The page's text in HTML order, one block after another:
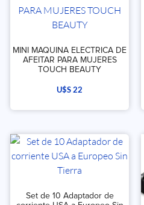
MINI MAQUINA ELECTRICA DE
AFEITAR PARA MUJERES
TOUCH BEAUTY
U$S22
Set de 10 Adaptador de